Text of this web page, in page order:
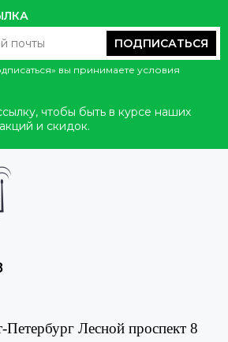
ПОДПИСАТЬСЯ
вы принимаете условия
чтобы быть в курсе наших
и скидок.
Петербург Лесной проспект 8